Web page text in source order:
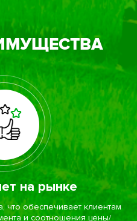
на рынке
что обеспечивает клиентам
и соотношения цены/